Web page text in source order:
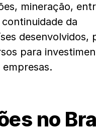
mineração,
da
desenvolvidos,
para
no